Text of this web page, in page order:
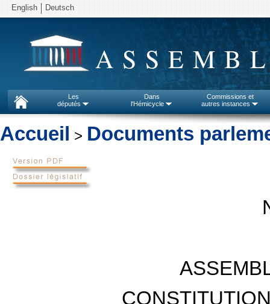
English Deutsch
Les
députés
Dans
l'Hémicycle
Commissions et
autres instances
Accueil > Documents